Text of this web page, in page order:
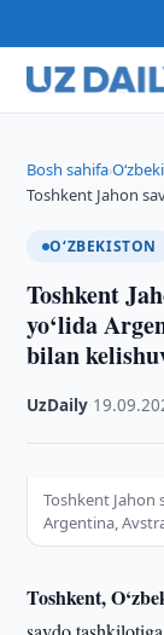
Bosh sahifa›
Toshkent Jahon
O‘ZBEKISTON
Toshkent
yo‘lida
bilan
UzDaily
Toshkent Jahon
Argentina,
Toshkent,